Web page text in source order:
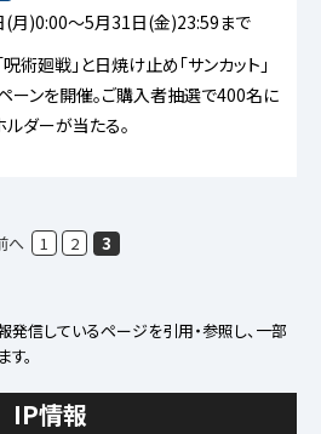
(月)0:00～5月31日(金)23:59まで
術廻戦」と日焼け止め「サンカット」
ーンを開催。ご購入者抽選で400名に
ダーが当たる。
へ 1 2 3
信しているページを引用・参照し、一部
。
IP情報